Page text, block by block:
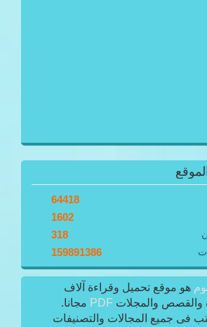
64418
1602
318
159891386
هو موقع تحميل وقراءة آلاف
والقصص والمجلات PDF مجانا.
فى جميع المجالات والتصنيفات